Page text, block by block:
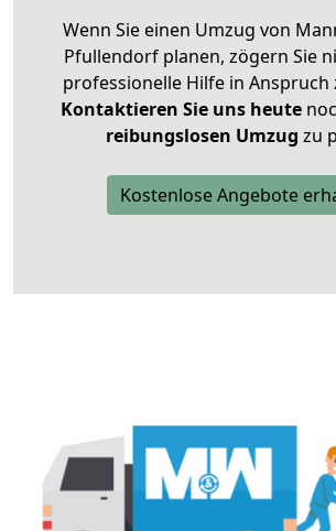
Wenn Sie einen Umzug von
Pfullendorf planen, zögern Sie
professionelle Hilfe in Anspruch
Kontaktieren Sie uns heute
reibungslosen Umzug zu
Kostenlose Angebote